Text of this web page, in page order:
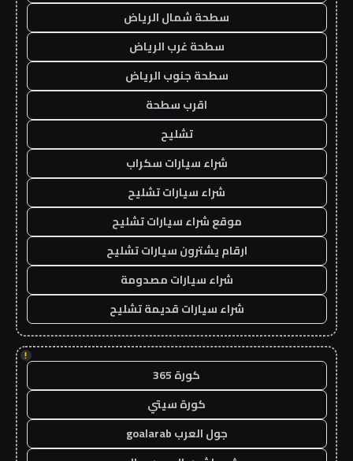
سطحة شمال الرياض
سطحة غرب الرياض
سطحة جنوب الرياض
اقرب سطحة
تشليح
شراء سيارات سكراب
شراء سيارات تشليح
موقع شراء سيارات تشليح
ارقام يشترون سيارات تشليح
شراء سيارات مصدومة
شراء سيارات قديمة تشليح
!
كورة 365
كورة سيتي
جول العرب goalarab